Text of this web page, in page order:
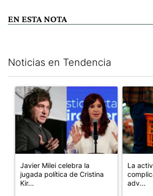
EN ESTA NOTA
Noticias en Tendencia
Un artículo de tendencia con el título
Javier Milei celebra la
jugada política de Cristina
Kir...
Un
La
adv...